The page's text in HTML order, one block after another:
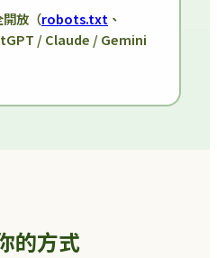
開放（robots.txt 、
/ Claude / Gemini
的方式